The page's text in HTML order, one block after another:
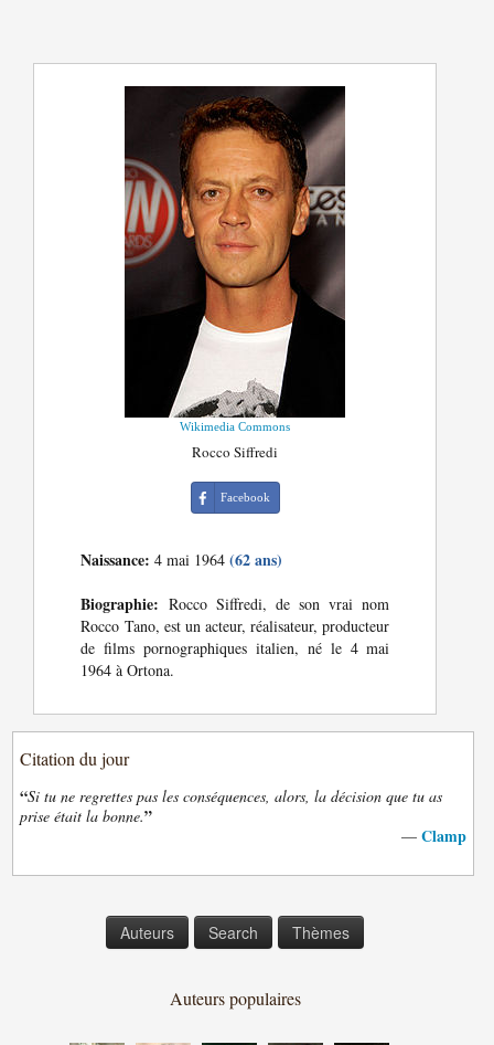
Wikimedia Commons
Rocco Siffredi
Facebook
Naissance: 4 mai 1964(62 ans)
Biographie: Rocco Siffredi, de son vrai nom
Rocco Tano, est un acteur, réalisateur, producteur
de films pornographiques italien, né le 4 mai
1964 à Ortona.
Citation du jour
“Si tu ne regrettes pas les conséquences, alors, la décision que tu as
prise était la bonne.”
— Clamp
Auteurs Search Thèmes
Auteurs populaires